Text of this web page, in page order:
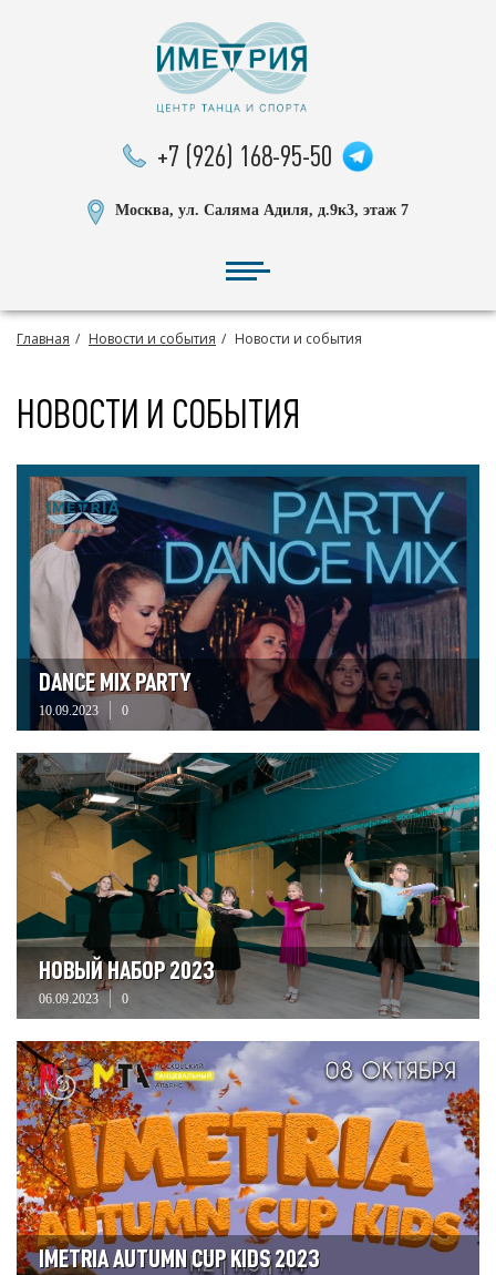
+7 (926) 168-95-50
Москва, ул. Саляма Адиля, д.9к3, этаж 7
Главная Новости и события Новости и события
НОВОСТИ И СОБЫТИЯ
DANCE MIX PARTY
10.09.2023 0
НОВЫЙ НАБОР 2023
06.09.2023 0
IMETRIA AUTUMN CUP KIDS 2023